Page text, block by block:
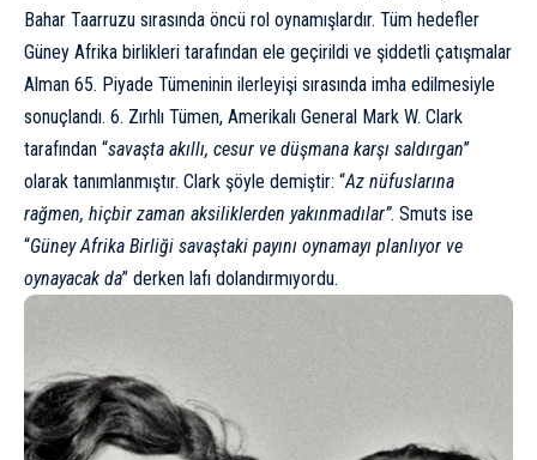
Bahar Taarruzu sırasında öncü rol oynamışlardır. Tüm hedefler
Güney Afrika birlikleri tarafından ele geçirildi ve şiddetli çatışmalar
Alman 65. Piyade Tümeninin ilerleyişi sırasında imha edilmesiyle
sonuçlandı. 6. Zırhlı Tümen, Amerikalı General Mark W. Clark
tarafından “savaşta akıllı, cesur ve düşmana karşı saldırgan”
olarak tanımlanmıştır. Clark şöyle demiştir: “Az nüfuslarına
rağmen, hiçbir zaman aksiliklerden yakınmadılar”. Smuts ise
“Güney Afrika Birliği savaştaki payını oynamayı planlıyor ve
oynayacak da” derken lafı dolandırmıyordu.